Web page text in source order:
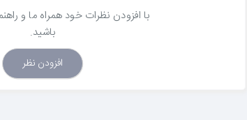
با افزودن نظرات خود همراه ما و
باشید.
افزودن نظر